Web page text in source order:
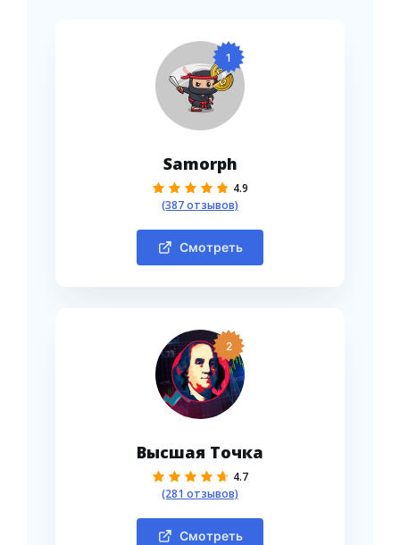
1
Samorph
4.9
(387 отзывов)
Смотреть
2
Высшая Точка
4.7
(281 отзывов)
Смотреть